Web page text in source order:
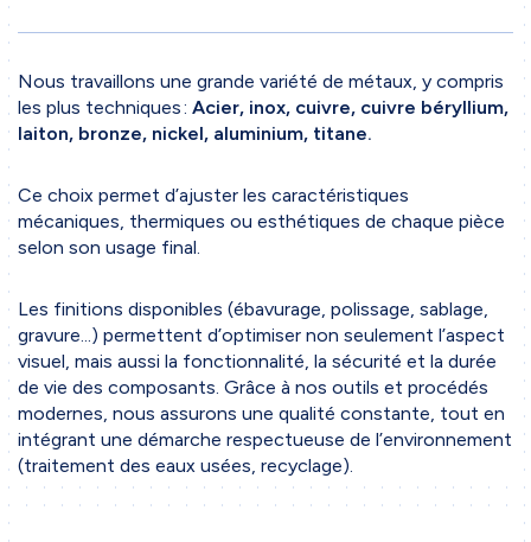
Nous travaillons une grande variété de métaux, y compris
les plus techniques : Acier, inox, cuivre, cuivre béryllium,
laiton, bronze, nickel, aluminium, titane.
Ce choix permet d’ajuster les caractéristiques
mécaniques, thermiques ou esthétiques de chaque pièce
selon son usage final.
Les finitions disponibles (ébavurage, polissage, sablage,
gravure...) permettent d’optimiser non seulement l’aspect
visuel, mais aussi la fonctionnalité, la sécurité et la durée
de vie des composants. Grâce à nos outils et procédés
modernes, nous assurons une qualité constante, tout en
intégrant une démarche respectueuse de l’environnement
(traitement des eaux usées, recyclage).